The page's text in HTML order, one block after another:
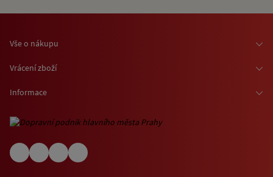
Vše o nákupu
Osobní odběr zboží
O nákupu jízdenek a vstupenek
(EN) Shipping abroad
Vrácení zboží
Informace
Informace o využívání cookies